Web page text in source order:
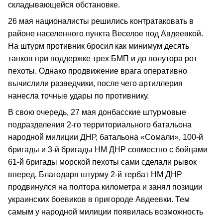
складывающейся обстановке.
26 мая националисты решились контратаковать в
районе населенного пункта Веселое под Авдеевкой.
На штурм противник бросил как минимум десять
танков при поддержке трех БМП и до полутора рот
пехоты. Однако продвижение врага оперативно
вычислили разведчики, после чего артиллерия
нанесла точные удары по противнику.
В свою очередь, 27 мая донбасские штурмовые
подразделения 2-го территориального батальона
народной милиции ДНР, батальона «Сомали», 100-й
бригады и 3-й бригады НМ ДНР совместно с бойцами
61-й бригады морской пехоты сами сделали рывок
вперед. Благодаря штурму 2-й тербат НМ ДНР
продвинулся на полтора километра и занял позиции
украинских боевиков в пригороде Авдеевки. Тем
самым у народной милиции появилась возможность